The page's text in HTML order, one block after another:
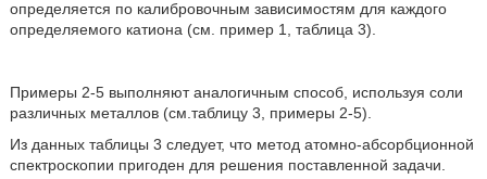
определяется по калибровочным зависимостям для каждого
определяемого катиона (см. пример 1, таблица 3).
Примеры 2-5 выполняют аналогичным способ, используя соли
различных металлов (см.таблицу 3, примеры 2-5).
Из данных таблицы 3 следует, что метод атомно-абсорбционной
спектроскопии пригоден для решения поставленной задачи.